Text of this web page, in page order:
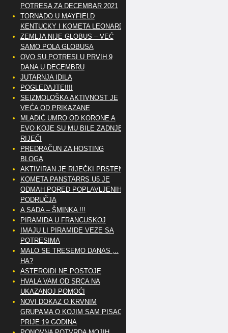
POTRESA ZA DECEMBAR 2021
TORNADO U MAYFIELD
KENTUCKY I KOMETA LEONARD
ZEMLJA NIJE GLOBUS – VEĆ
SAMO POLA GLOBUSA
OVO SU POTRESI U PRVIH 9
DANA U DECEMBRU
JUTARNJA IDILA
POGLEDAJTE!!!!
SEIZMOLOŠKA AKTIVNOST JE
VEĆA OD PRIKAZANE
MLADIĆ UMRO OD KORONE A
EVO KOJE SU MU BILE ZADNJE
RIJEČI
PREDRAČUN ZA HOSTING
BLOGA
AKTIVIRAN JE RIJEČKI PRSTEN
KOMETA PANSTARRS U5 JE
ODMAH PORED POPLAVLJENIH
PODRUČJA
A SADA – ŠMINKA !!!
PIRAMIDA U FRANCUSKOJ
IMAJU LI PIRAMIDE VEZE SA
POTRESIMA
MALO SE TRESEMO DANAS ,..
HA?
ASTEROIDI NE POSTOJE
HVALA VAM OD SRCA NA
UKAZANOJ POMOĆI
NOVI DOKAZ O KRVNIM
GRUPAMA O KOJIM SAM PISAO
PRIJE 19 GODINA